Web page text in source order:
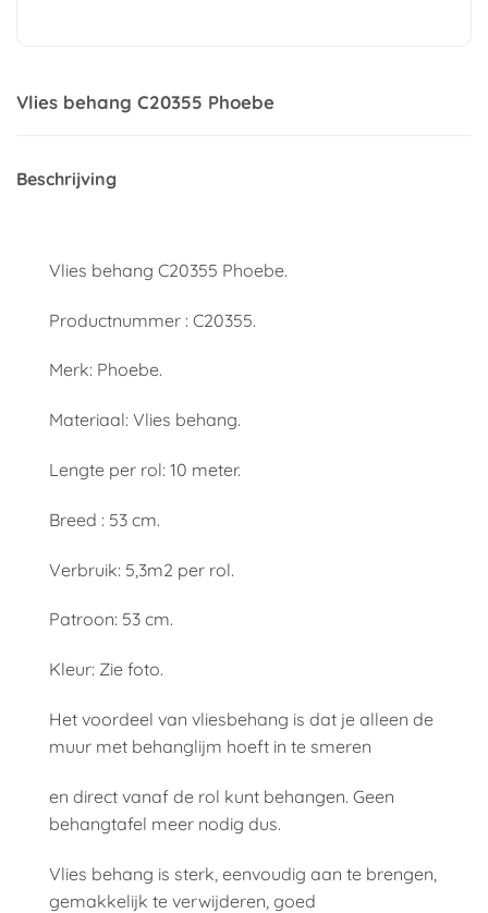
Vlies behang C20355 Phoebe
Beschrijving
Vlies behang C20355 Phoebe.
Productnummer : C20355.
Merk: Phoebe.
Materiaal: Vlies behang.
Lengte per rol: 10 meter.
Breed : 53 cm.
Verbruik: 5,3m2 per rol.
Patroon: 53 cm.
Kleur: Zie foto.
Het voordeel van vliesbehang is dat je alleen de
muur met behanglijm hoeft in te smeren
en direct vanaf de rol kunt behangen. Geen
behangtafel meer nodig dus.
Vlies behang is sterk, eenvoudig aan te brengen,
gemakkelijk te verwijderen, goed